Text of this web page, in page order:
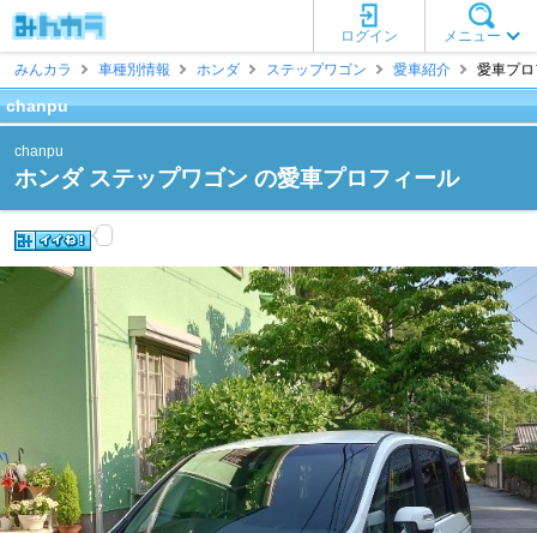
メニュー
ログイン
みんカラ
車種別情報 ホンダ ステップワゴン 愛車紹介 愛車プ
chanpu
chanpu
ホンダ ステップワゴン の愛車プロフィール